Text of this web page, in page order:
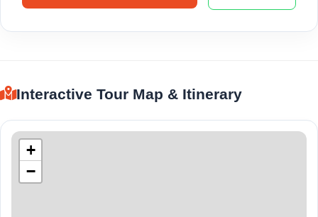
Interactive Tour Map & Itinerary
+
−